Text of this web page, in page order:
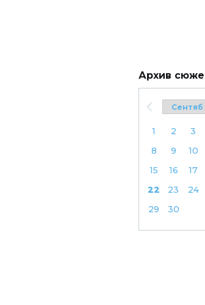
Архив
1 2 3
8
9 10
15
16 17
22
23 24
29
30